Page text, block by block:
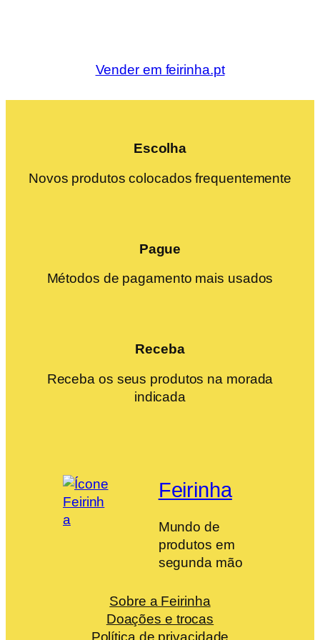
Vender em feirinha.pt
Escolha
Novos produtos colocados frequentemente
Pague
Métodos de pagamento mais usados
Receba
Receba os seus produtos na morada
indicada
Feirinha
Mundo de
produtos em
segunda mão
Sobre a Feirinha
Doações e trocas
Política de privacidade